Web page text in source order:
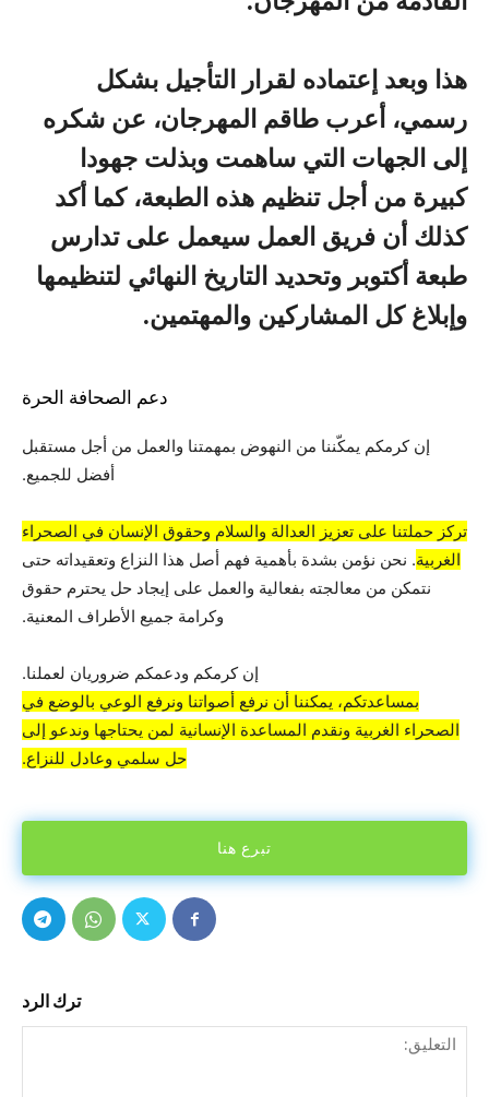
هذا وبعد إعتماده لقرار التأجيل بشكل
رسمي، أعرب طاقم المهرجان، عن شكره
إلى الجهات التي ساهمت وبذلت جهودا
كبيرة من أجل تنظيم هذه الطبعة، كما أكد
كذلك أن فريق العمل سيعمل على تدارس
طبعة أكتوبر وتحديد التاريخ النهائي لتنظيمها
وإبلاغ كل المشاركين والمهتمين.
دعم الصحافة الحرة
إن كرمكم يمكّننا من النهوض بمهمتنا والعمل من أجل مستقبل
أفضل للجميع.
تركز حملتنا على تعزيز العدالة والسلام وحقوق الإنسان في الصحراء
الغربية. نحن نؤمن بشدة بأهمية فهم أصل هذا النزاع وتعقيداته حتى
نتمكن من معالجته بفعالية والعمل على إيجاد حل يحترم حقوق
وكرامة جميع الأطراف المعنية.
إن كرمكم ودعمكم ضروريان لعملنا.
بمساعدتكم، يمكننا أن نرفع أصواتنا ونرفع الوعي بالوضع في
الصحراء الغربية ونقدم المساعدة الإنسانية لمن يحتاجها وندعو إلى
حل سلمي وعادل للنزاع.
تبرع هنا
ترك الرد